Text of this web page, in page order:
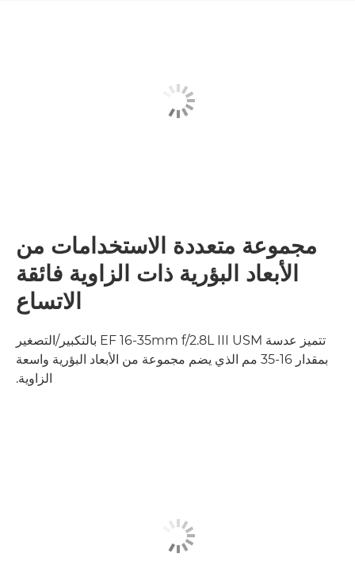
مجموعة متعددة الاستخدامات من
الأبعاد البؤرية ذات الزاوية فائقة
الاتساع
تتميز عدسة EF 16-35mm f/2.8L III USM بالتكبير/التصغير
بمقدار 16-35 مم الذي يضم مجموعة من الأبعاد البؤرية واسعة
الزاوية.